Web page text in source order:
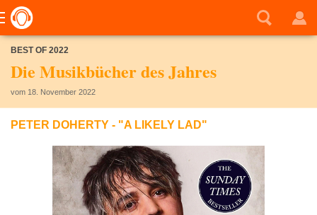
BEST OF 2022
Die Musikbücher des Jahres
vom 18. November 2022
PETER DOHERTY - "A LIKELY LAD"